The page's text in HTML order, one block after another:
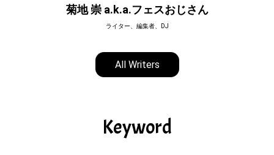
菊地 崇 a.k.a.フェスおじさん
ライター、編集者、DJ
All Writers
Keyword